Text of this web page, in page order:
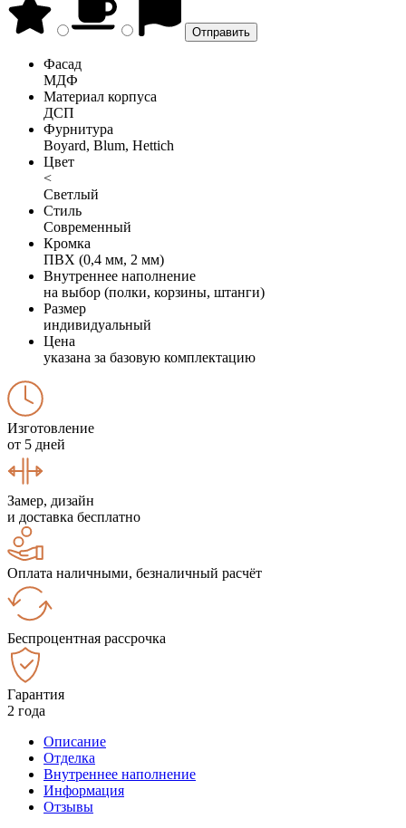
Фасад
МДФ
Материал корпуса
ДСП
Фурнитура
Boyard, Blum, Hettich
Цвет
<
Светлый
Стиль
Современный
Кромка
ПВХ (0,4 мм, 2 мм)
Внутреннее наполнение
на выбор (полки, корзины, штанги)
Размер
индивидуальный
Цена
указана за базовую комплектацию
Изготовление
от 5 дней
Замер, дизайн
и доставка бесплатно
Оплата наличными, безналичный расчёт
Беспроцентная рассрочка
Гарантия
2 года
Описание
Отделка
Внутреннее наполнение
Информация
Отзывы